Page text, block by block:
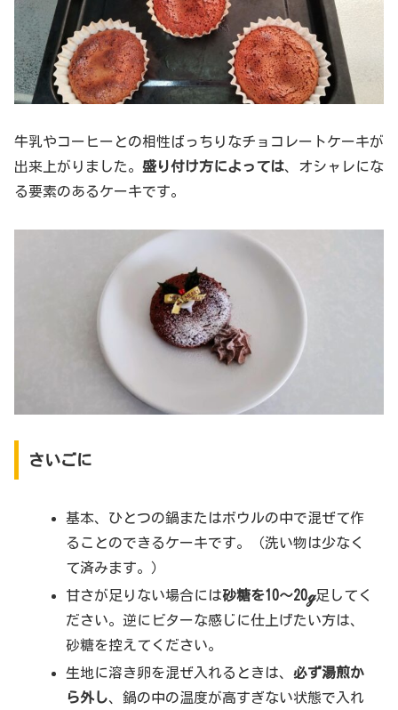
牛乳やコーヒーとの相性ばっちりなチョコレートケーキが
出来上がりました。 盛り付け方によっては、オシャレにな
る要素のあるケーキです。
さいごに
基本、ひとつの鍋またはボウルの中で混ぜて作
ることのできるケーキです。（洗い物は少なく
て済みます。）
甘さが足りない場合には砂糖を10～20ℊ足してく
ださい。逆にビターな感じに仕上げたい方は、
砂糖を控えてください。
生地に溶き卵を混ぜ入れるときは、必ず湯煎か
ら外し、鍋の中の温度が高すぎない状態で入れ